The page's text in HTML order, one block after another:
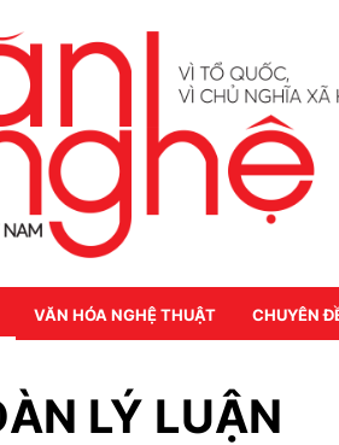
VĂN HÓA NGHỆ THUẬT CHUYÊN
LÝ LUẬN